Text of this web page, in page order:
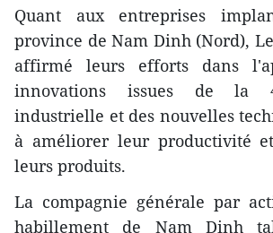
Quant aux entreprises
province de Nam Dinh (Nord),
affirmé leurs efforts dans
innovations issues de la
industrielle et des nouvelles
à améliorer leur productivité
leurs produits.
La compagnie générale par
habillement de Nam Dinh